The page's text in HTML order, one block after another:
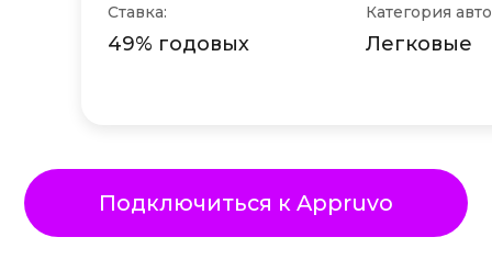
Ставка:
49% годовых
Категория
Легковые